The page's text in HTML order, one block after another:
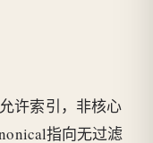
许索引，非核心
指向无过滤